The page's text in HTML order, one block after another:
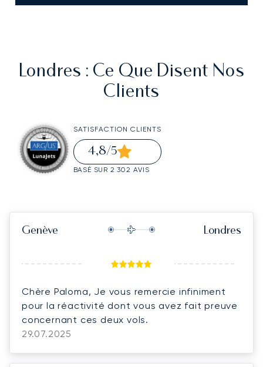
Londres : Ce Que Disent Nos
Clients
SATISFACTION CLIENTS
4,8/5
BASÉ SUR 2 302 AVIS
Genève Londres
Chère Paloma, Je vous remercie infiniment
pour la réactivité dont vous avez fait preuve
concernant ces deux vols.
29.07.2025